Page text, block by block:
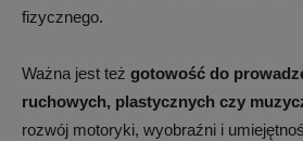
fizycznego.
Ważna jest też gotowość do
ruchowych, plastycznych czy
rozwój motoryki, wyobraźni i